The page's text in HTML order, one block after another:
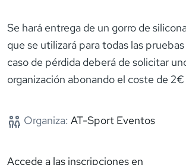
Se hará entrega de un gorro de
que se utilizará para todas las
caso de pérdida deberá de solicitar
organización abonando el coste de
Organiza: AT-Sport Eventos
Accede a las inscripciones en